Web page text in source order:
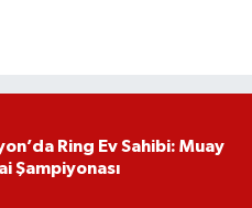
Ring Ev Sahibi: Muay
Şampiyonası